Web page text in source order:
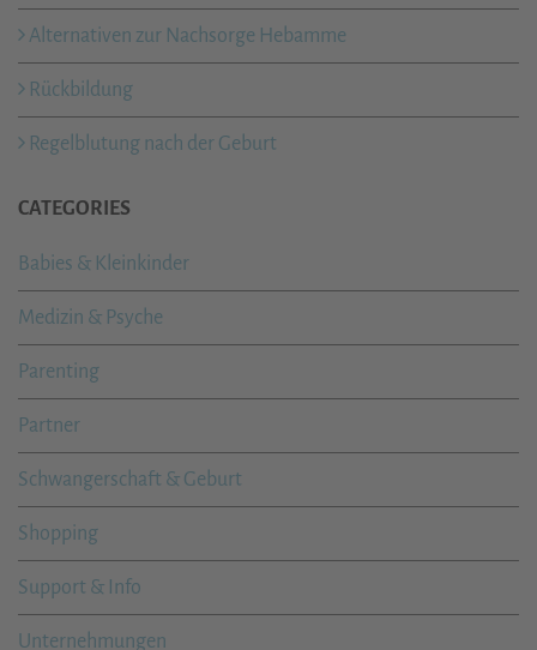
Alternativen zur Nachsorge Hebamme
Rückbildung
Regelblutung nach der Geburt
CATEGORIES
Babies & Kleinkinder
Medizin & Psyche
Parenting
Partner
Schwangerschaft & Geburt
Shopping
Support & Info
Unternehmungen